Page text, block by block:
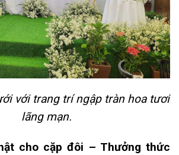
với trang trí ngập tràn hoa tươi
lãng mạn.
cho cặp đôi – Thưởng thức